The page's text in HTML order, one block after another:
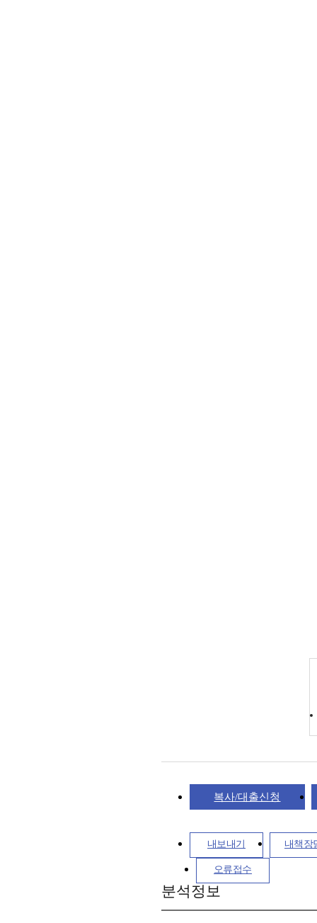
복사/대출신청
내보내기 내책장
오류접수
분석정보